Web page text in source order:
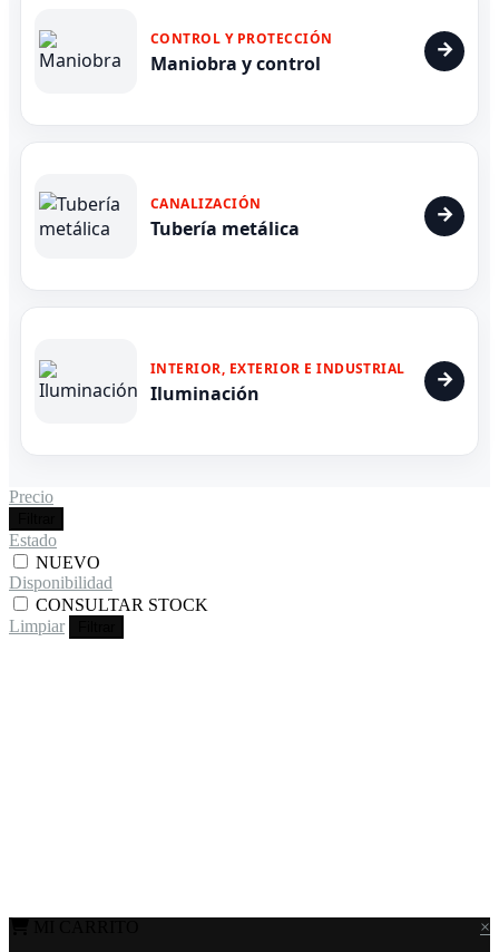
CONTROL Y PROTECCIÓN
Maniobra y control
CANALIZACIÓN
Tubería metálica
INTERIOR, EXTERIOR E INDUSTRIAL
Iluminación
Precio
Estado
NUEVO
Disponibilidad
CONSULTAR STOCK
Limpiar
×